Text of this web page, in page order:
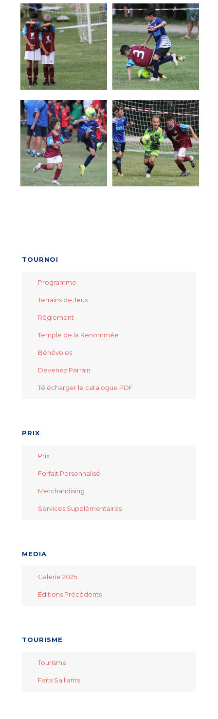
TOURNOI
Programme
Terrains de Jeux
Règlement
Temple de la Renommée
Bénévoles
Devenez Parrain
Télécharger le catalogue PDF
PRIX
Prix
Forfait Personnalisé
Merchandising
Services Supplémentaires
MEDIA
Galerie 2025
Éditions Précédents
TOURISME
Tourisme
Faits Saillants